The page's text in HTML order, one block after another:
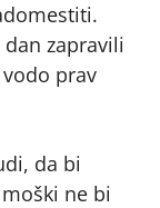
zapravili
prav
da bi
ne bi